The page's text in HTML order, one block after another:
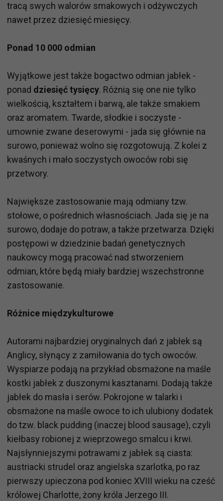
tracą swych walorów smakowych i odżywczych
nawet przez dziesięć miesięcy.
Ponad 10 000 odmian
Wyjątkowe jest także bogactwo odmian jabłek -
ponad dziesięć tysięcy. Różnią się one nie tylko
wielkością, kształtem i barwą, ale także smakiem
oraz aromatem. Twarde, słodkie i soczyste -
umownie zwane deserowymi - jada się głównie na
surowo, ponieważ wolno się rozgotowują. Z kolei z
kwaśnych i mało soczystych owoców robi się
przetwory.
Największe zastosowanie mają odmiany tzw.
stołowe, o pośrednich własnościach. Jada się je na
surowo, dodaje do potraw, a także przetwarza. Dzięki
postępowi w dziedzinie badań genetycznych
naukowcy mogą pracować nad stworzeniem
odmian, które będą miały bardziej wszechstronne
zastosowanie.
Różnice międzykulturowe
Autorami najbardziej oryginalnych dań z jabłek są
Anglicy, słynący z zamiłowania do tych owoców.
Wyspiarze podają na przykład obsmażone na maśle
kostki jabłek z duszonymi kasztanami. Dodają także
jabłek do masła i serów. Pokrojone w talarki i
obsmażone na maśle owoce to ich ulubiony dodatek
do tzw. black pudding (inaczej blood sausage), czyli
kiełbasy robionej z wieprzowego smalcu i krwi.
Najsłynniejszymi potrawami z jabłek są ciasta:
austriacki strudel oraz angielska szarlotka, po raz
pierwszy upieczona pod koniec XVIII wieku na cześć
królowej Charlotte, żony króla Jerzego III.